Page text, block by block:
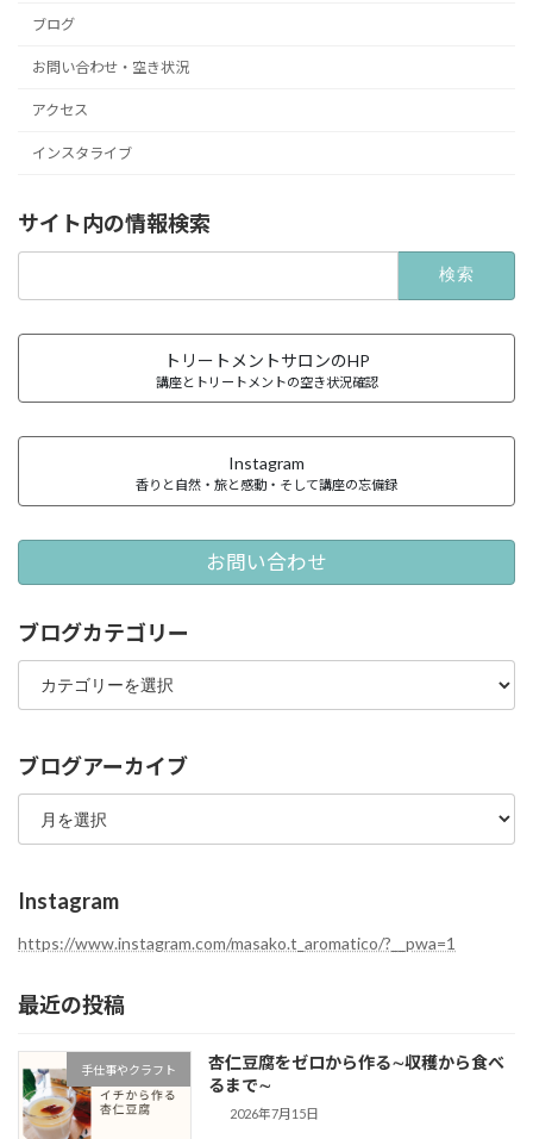
ブログ
お問い合わせ・空き状況
アクセス
インスタライブ
サイト内の情報検索
トリートメントサロンのHP
講座とトリートメントの空き状況確認
Instagram
香りと自然・旅と感動・そして講座の忘備録
お問い合わせ
ブログカテゴリー
ブ
グ
テ
ゴ
リ
ブログアーカイブ
ブ
グ
ー
カ
イ
Instagram
https://www.instagram.com/masako.t_aromatico/?__pwa=1
最近の投稿
手仕事やクラフト
杏仁豆腐をゼロから作る∼収穫から食べ
るまで∼
2026年7月15日